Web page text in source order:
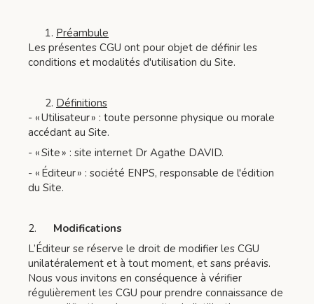
Préambule
Les présentes CGU ont pour objet de définir les
conditions et modalités d'utilisation du Site.
Définitions
- « Utilisateur » : toute personne physique ou morale
accédant au Site.
- « Site » : site internet Dr Agathe DAVID.
- « Éditeur » : société ENPS, responsable de l'édition
du Site.
2. Modifications
L’Éditeur se réserve le droit de modifier les CGU
unilatéralement et à tout moment, et sans préavis.
Nous vous invitons en conséquence à vérifier
régulièrement les CGU pour prendre connaissance de